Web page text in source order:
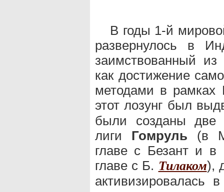
В годы 1-й
развернулось в
заимствованный
как достижение
методами в рамках
этот лозунг был
были созданы две
лиги Гомруль (в
главе с Безант и в
главе с Б. Тилаком),